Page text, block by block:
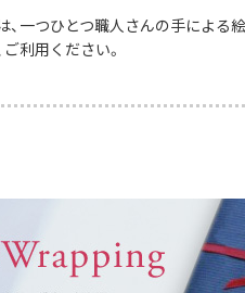
、一つひとつ職人さんの手による
利用ください。